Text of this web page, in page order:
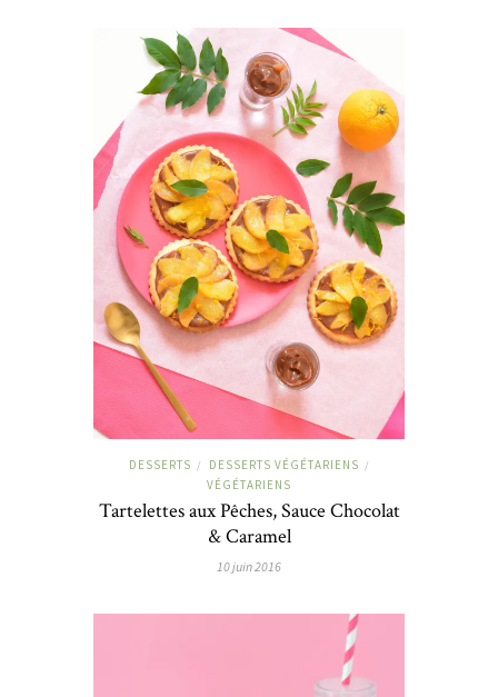
DESSERTS / DESSERTS VÉGÉTARIENS /
VÉGÉTARIENS
Tartelettes aux Pêches, Sauce Chocolat
& Caramel
10 juin 2016